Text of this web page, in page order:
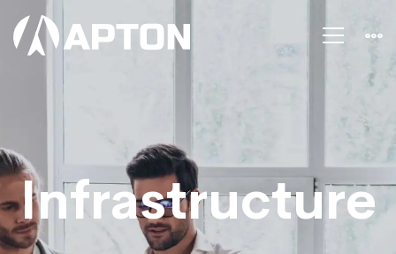
Infrastructure
Infrastructure